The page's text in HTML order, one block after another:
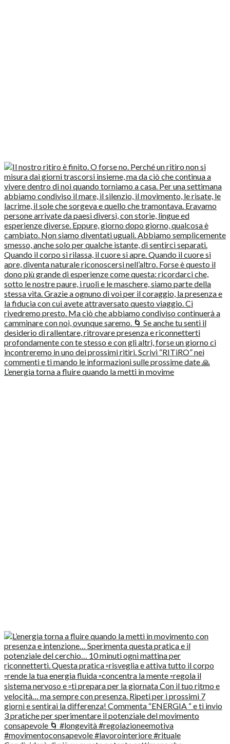
L’energia torna a fluire quando la metti in movime